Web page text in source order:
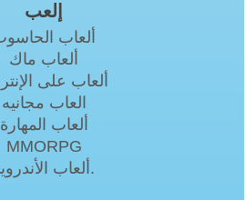
إلعب
ألعاب
ألعاب ماك
ألعاب على
العاب مجانيه
ألعاب المهارة
MMORPG
ألعاب الأندرويد.